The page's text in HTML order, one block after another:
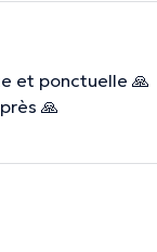
et ponctuelle 🙏
🙏